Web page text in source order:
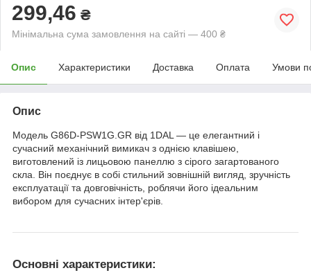
299,46 ₴
Мінімальна сума замовлення на сайті — 400 ₴
Опис Характеристики Доставка Оплата Умови
Опис
Модель G86D-PSW1G.GR від 1DAL — це елегантний і
сучасний механічний вимикач з однією клавішею,
виготовлений із лицьовою панеллю з сірого загартованого
скла. Він поєднує в собі стильний зовнішній вигляд, зручність
експлуатації та довговічність, роблячи його ідеальним
вибором для сучасних інтер'єрів.
Основні характеристики: